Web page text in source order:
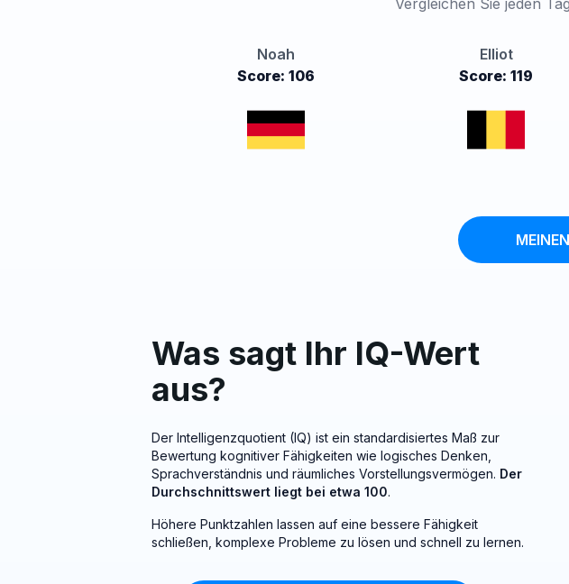
Vergleichen Sie jeden
Noah
Score: 106
Elliot
Score: 119
Was sagt Ihr IQ-Wert
aus?
Der Intelligenzquotient (IQ) ist ein standardisiertes Maß zur
Bewertung kognitiver Fähigkeiten wie logisches Denken,
Sprachverständnis und räumliches Vorstellungsvermögen. Der
Durchschnittswert liegt bei etwa 100.
Höhere Punktzahlen lassen auf eine bessere Fähigkeit
schließen, komplexe Probleme zu lösen und schnell zu lernen.